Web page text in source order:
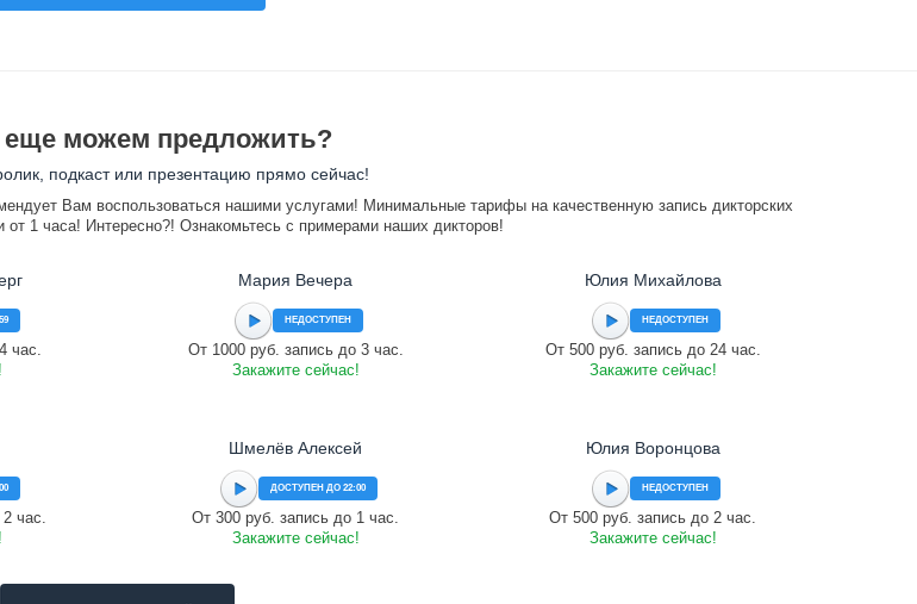
можем предложить?
подкаст или презентацию прямо сейчас!
Вам воспользоваться нашими услугами! Минимальные тарифы на качественную запись дикторских
от 1 часа! Интересно?! Ознакомьтесь с примерами наших дикторов!
час.
Мария Вечера
НЕДОСТУПЕН
От 1000 руб. запись до 3 час.
Закажите сейчас!
Юлия Михайлова
НЕДОСТУПЕН
От 500 руб. запись до 24 час.
Закажите сейчас!
час.
Шмелёв Алексей
ДОСТУПЕН ДО 22:00
От 300 руб. запись до 1 час.
Закажите сейчас!
Юлия Воронцова
НЕДОСТУПЕН
От 500 руб. запись до 2 час.
Закажите сейчас!